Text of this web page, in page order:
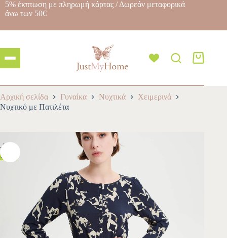
5% έκπτωση με πληρωμή κάρτας / Δωρεάν μεταφορικά
άνω των 50€
Αρχική σελίδα Γυναίκα Νυχτικά
Χειμερινά
Νυχτικό με Πατιλέτα
-30%
HOT